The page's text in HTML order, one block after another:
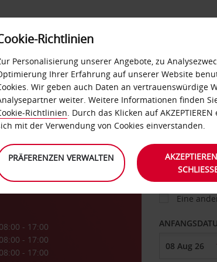
SELF-SERVICES
08:00 - 17:00
08:00 - 17:00
08:00 - 17:00
ABHOLEN
Eine
Richtlinien
Personalisierung unserer Angebote, zu
Ihrer Erfahrung auf unserer Website
Wir geben auch Daten an vertrauenswürdige
weiter. Weitere Informationen finden
Richtlinien. Durch das Klicken auf
mit der Verwendung von Cookies einverstanden.
PRÄFERENZEN VERWALTEN